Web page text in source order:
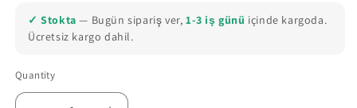
or
unavailable
✓ Stokta — Bugün sipariş ver,1-3 iş günü içinde kargoda.
Ücretsiz kargo dahil.
Quantity
Quantity